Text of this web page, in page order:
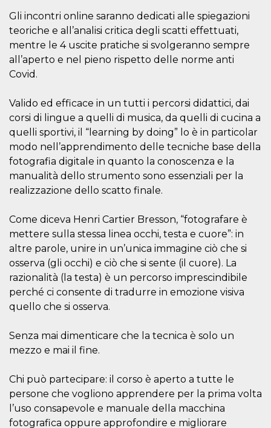
Gli incontri online saranno dedicati alle spiegazioni
teoriche e all’analisi critica degli scatti effettuati,
mentre le 4 uscite pratiche si svolgeranno sempre
all’aperto e nel pieno rispetto delle norme anti
Covid.
Valido ed efficace in un tutti i percorsi didattici, dai
corsi di lingue a quelli di musica, da quelli di cucina a
quelli sportivi, il “learning by doing” lo è in particolar
modo nell’apprendimento delle tecniche base della
fotografia digitale in quanto la conoscenza e la
manualità dello strumento sono essenziali per la
realizzazione dello scatto finale.
Come diceva Henri Cartier Bresson, “fotografare è
mettere sulla stessa linea occhi, testa e cuore”: in
altre parole, unire in un’unica immagine ciò che si
osserva (gli occhi) e ciò che si sente (il cuore). La
razionalità (la testa) è un percorso imprescindibile
perché ci consente di tradurre in emozione visiva
quello che si osserva.
Senza mai dimenticare che la tecnica è solo un
mezzo e mai il fine.
Chi può partecipare: il corso è aperto a tutte le
persone che vogliono apprendere per la prima volta
l’uso consapevole e manuale della macchina
fotografica oppure approfondire e migliorare
Declaración de almacenamiento
Tipo de
almacenamiento
fbssls_314278995690155
wpEmojiSettingsSupports
Almacenamiento
de sesión
cn_uc__
Almacenamiento
local
Nombre
Proveedor /
Dominio
Vencimiento
c_user
Meta
Platform Inc.
.facebook.com
4 semanas 2
días
usuario.
ser de
.facebook.com